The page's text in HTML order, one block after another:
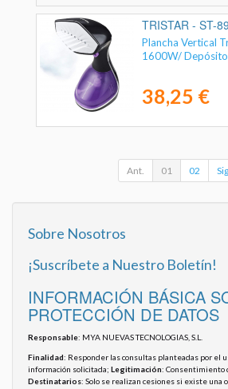
TRISTAR - ST-
Plancha Vertical
1600W/
38,25 €
Ant. 01 02 Sig.
Sobre Nosotros
¡Suscríbete a Nuestro Boletín!
INFORMACIÓN BÁSICA
PROTECCIÓN DE DATOS
Responsable: MYA NUEVAS TECNOLOGIAS, S.L.
Finalidad: Responder las consultas planteadas por el
información solicitada; Legitimación: Consentimiento
Destinatarios: Solo se realizan cesiones si existe una